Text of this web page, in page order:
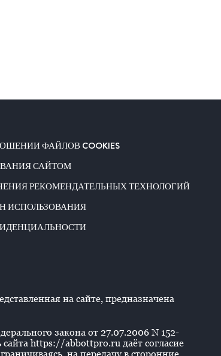
ФАЙЛОВ COOKIES
САЙТОМ
РЕКОМЕНДАТЕЛЬНЫХ ТЕХНОЛОГИЙ
ИСПОЛЬЗОВАНИЯ
на сайте, предназначена
закона от 27.07.2006 N 152-
https://abbottpro.ru даёт согласие
на передачу в сторонние